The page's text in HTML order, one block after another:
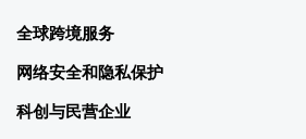
全球跨境服务
网络安全和隐私保护
科创与民营企业